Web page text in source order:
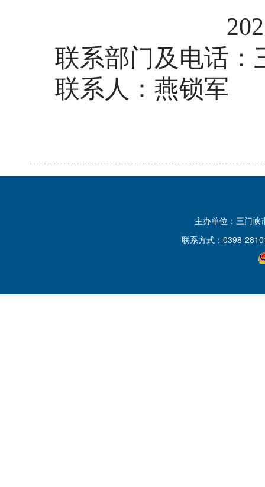
联系部门及电话 ：
联系 人 ： 燕锁军
主办单位：三门
联系方式：0398-